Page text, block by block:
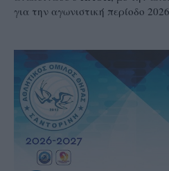
για την αγωνιστική περίοδο